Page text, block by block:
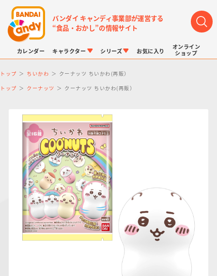
バンダイ キャンディ事業部が運営する
“食品・おかし”の情報サイト
カレンダー キャラクター
LINK TRAVELERS
仮面ライダーシリー
ズ
プリキュアシリーズ
ガンダムシリーズ アンパンマン
シリーズ
チョコボックス
キャラパキ
チョコサプ
にふぉるめーしょん
＆スクエアシール
ポケモンスケールワ
ールド
お気に入り
オンライン
ショップ
トップ ちいかわ クーナッツ ちいかわ(再販）
トップ クーナッツ クーナッツ ちいかわ(再販）